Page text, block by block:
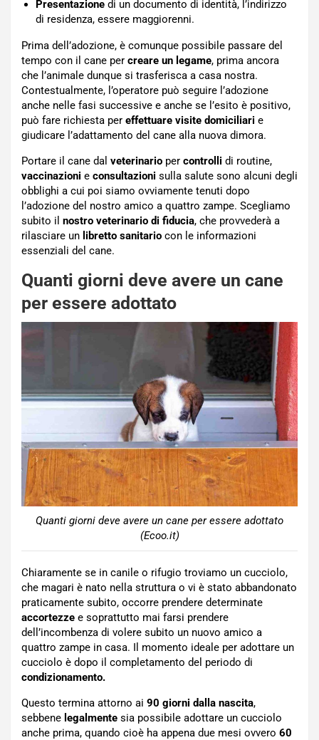
Presentazione di un documento di identità, l’indirizzo
di residenza, essere maggiorenni.
Prima dell’adozione, è comunque possibile passare del
tempo con il cane per creare un legame, prima ancora
che l’animale dunque si trasferisca a casa nostra.
Contestualmente, l’operatore può seguire l’adozione
anche nelle fasi successive e anche se l’esito è positivo,
può fare richiesta per effettuare visite domiciliari e
giudicare l’adattamento del cane alla nuova dimora.
Portare il cane dal veterinario per controlli di routine,
vaccinazioni e consultazioni sulla salute sono alcuni degli
obblighi a cui poi siamo ovviamente tenuti dopo
l’adozione del nostro amico a quattro zampe. Scegliamo
subito il nostro veterinario di fiducia, che provvederà a
rilasciare un libretto sanitario con le informazioni
essenziali del cane.
Quanti giorni deve avere un cane
per essere adottato
Quanti giorni deve avere un cane per essere adottato
(Ecoo.it)
Chiaramente se in canile o rifugio troviamo un cucciolo,
che magari è nato nella struttura o vi è stato abbandonato
praticamente subito, occorre prendere determinate
accortezze e soprattutto mai farsi prendere
dell’incombenza di volere subito un nuovo amico a
quattro zampe in casa. Il momento ideale per adottare un
cucciolo è dopo il completamento del periodo di
condizionamento.
Questo termina attorno ai 90 giorni dalla nascita,
sebbene legalmente sia possibile adottare un cucciolo
anche prima, quando cioè ha appena due mesi ovvero 60